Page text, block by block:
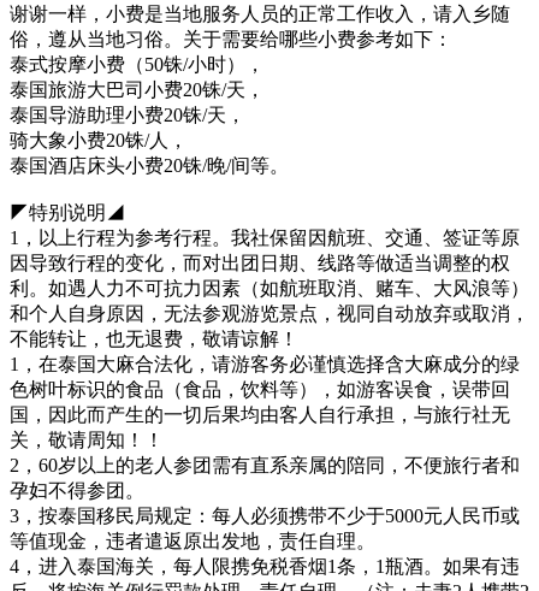
谢谢一样，小费是当地服务人员的正常工作收入，请入乡随
俗，遵从当地习俗。关于需要给哪些小费参考如下：
泰式按摩小费（50铢/小时），
泰国旅游大巴司小费20铢/天，
泰国导游助理小费20铢/天，
骑大象小费20铢/人，
泰国酒店床头小费20铢/晚/间等。
◤特别说明◢
1，以上行程为参考行程。我社保留因航班、交通、签证等原
因导致行程的变化，而对出团日期、线路等做适当调整的权
利。如遇人力不可抗力因素（如航班取消、赌车、大风浪等）
和个人自身原因，无法参观游览景点，视同自动放弃或取消，
不能转让，也无退费，敬请谅解！
1，在泰国大麻合法化，请游客务必谨慎选择含大麻成分的绿
色树叶标识的食品（食品，饮料等），如游客误食，误带回
国，因此而产生的一切后果均由客人自行承担，与旅行社无
关，敬请周知！！
2，60岁以上的老人参团需有直系亲属的陪同，不便旅行者和
孕妇不得参团。
3，按泰国移民局规定：每人必须携带不少于5000元人民币或
等值现金，违者遣返原出发地，责任自理。
4，进入泰国海关，每人限携免税香烟1条，1瓶酒。如果有违